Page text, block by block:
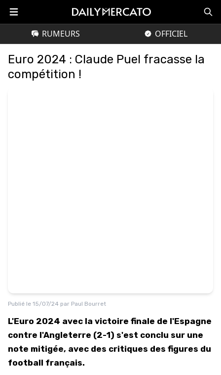
RUMEURS OFFICIEL
Euro 2024 : Claude Puel fracasse la
compétition !
Publié le 15/07/24 par Paul Bourret
L'Euro 2024 avec la victoire finale de l'Espagne
contre l'Angleterre (2-1) s'est conclu sur une
note mitigée, avec des critiques des figures du
football français.